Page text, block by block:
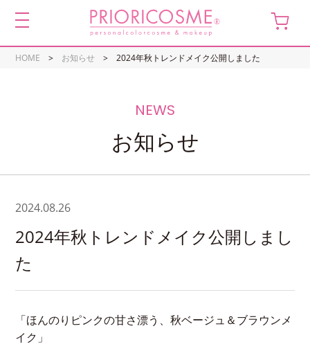
HOME お知らせ 2024年秋トレンドメイク公開しました
お知らせ
2024.08.26
2024年秋トレンドメイク公開しまし
た
「ほんのりピンクの甘さ漂う、秋ベージュ＆ブラウンメ
イク」
toggle
navigation